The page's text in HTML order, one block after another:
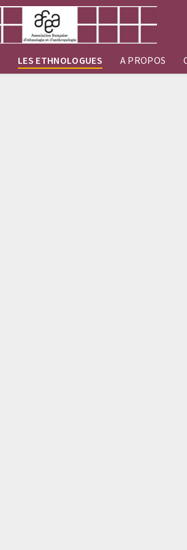
LES ETHNOLOGUES A PROPOS